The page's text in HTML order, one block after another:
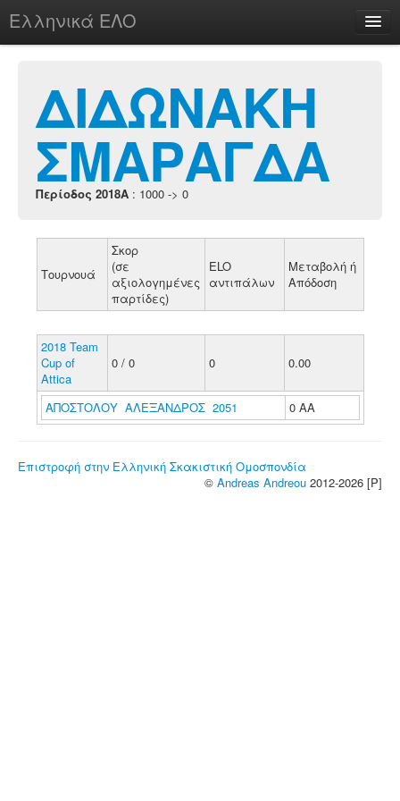
Ελληνικά ΕΛΟ
chesstu.be @ discord
Login
ΔΙΔΩΝΑΚΗ
ΣΜΑΡΑΓΔΑ
Περίοδος 2018A : 1000 -> 0
Τουρνουά
Σκορ
(σε
αξιολογημένες
παρτίδες)
ELO
αντιπάλων
Μεταβολή ή
Απόδοση
2018 Team
Cup of
Attica
0 / 0 0 0.00
ΑΠΟΣΤΟΛΟΥ ΑΛΕΞΑΝΔΡΟΣ 2051 0 ΑΑ
Επιστροφή στην Ελληνική Σκακιστική Ομοσπονδία
© Andreas Andreou 2012-2026 [P]